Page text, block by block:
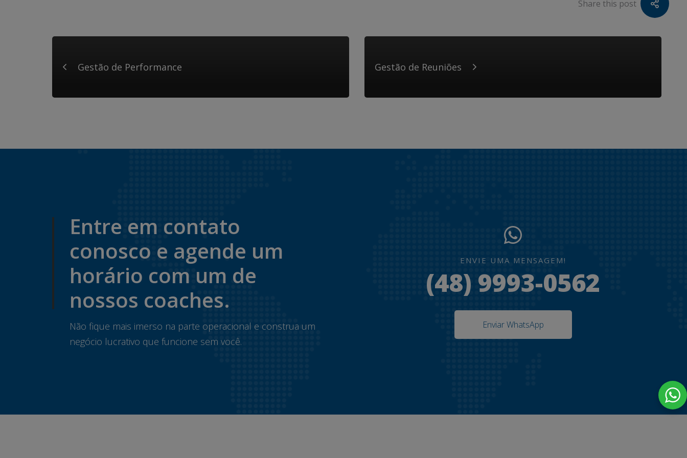
Share this post
Gestão de Performance Gestão de Reuniões
Entre em contato
conosco e agende um
horário com um de
nossos coaches.
Não fique mais imerso na parte operacional e construa um
negócio lucrativo que funcione sem você.
ENVIE UMA MENSAGEM!
(48) 9993-0562
Enviar WhatsApp